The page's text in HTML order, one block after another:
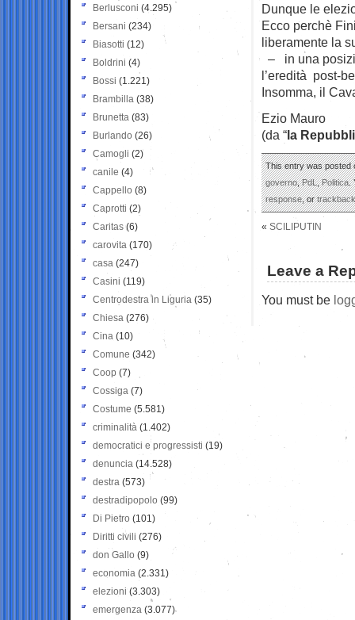
Dunque le
Ecco perchè
liberamente la
– in una
l’eredità post-
Insomma, il
Ezio Mauro
(da “la
This entry was posted
governo,PdL,Politica.
response, ortrackback
« SCILIPUTIN
Leave a
You must be
Berlusconi (4.295)
Bersani (234)
Biasotti (12)
Boldrini (4)
Bossi (1.221)
Brambilla (38)
Brunetta (83)
Burlando (26)
Camogli (2)
canile (4)
Cappello (8)
Caprotti (2)
Caritas (6)
carovita (170)
casa (247)
Casini (119)
Centrodestra in Liguria (35)
Chiesa (276)
Cina (10)
Comune (342)
Coop (7)
Cossiga (7)
Costume (5.581)
criminalità (1.402)
democratici e progressisti (19)
denuncia (14.528)
destra (573)
destradipopolo (99)
Di Pietro (101)
Diritti civili (276)
don Gallo (9)
economia (2.331)
elezioni (3.303)
emergenza (3.077)